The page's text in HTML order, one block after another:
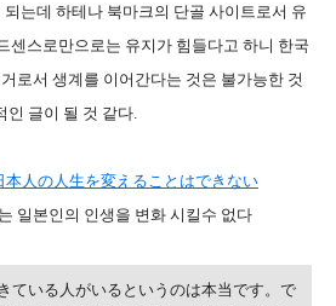
는데 하테나 북마크의 단골 사이트로서 유
센스로만으로는 유지가 힘들다고 하니 한국
로서 생계를 이어간다는 것은 불가능한 것
인 글이 될 것 같다.
人の人生を変えることはできない
일본인의 인생을 변화 시킬수 없다
ている人がいるというのは本当です。で